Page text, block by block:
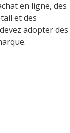
en ligne, des
et des
adopter des